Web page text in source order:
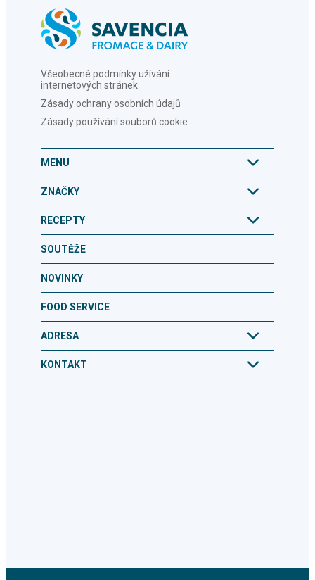
Všeobecné podmínky užívání
internetových stránek
Zásady ochrany osobních údajů
Zásady používání souborů cookie
MENU
ZNAČKY
RECEPTY
SOUTĚŽE
NOVINKY
FOOD SERVICE
ADRESA
KONTAKT